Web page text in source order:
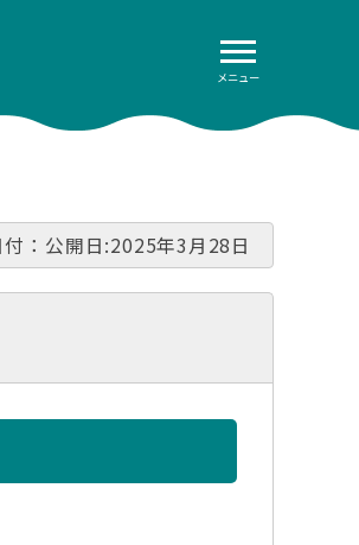
メニュー
付：公開日:2025年3月28日